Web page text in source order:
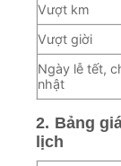
Vượt km
Vượt giời
Ngày lễ tết,
nhật
2. Bảng
lịch